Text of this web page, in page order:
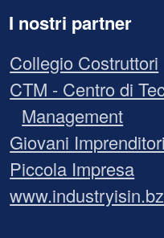
I nostri partner
Collegio Costruttori
CTM - Centro di
Management
Giovani Imprenditori
Piccola Impresa